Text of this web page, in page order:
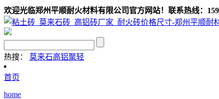
欢迎光临郑州平顺耐火材料有限公司官方网站！联系热线：
热搜： 莫来石高铝聚轻
首页
home